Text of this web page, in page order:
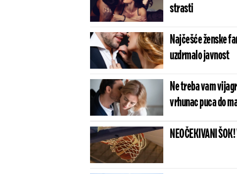
strasti
Najčešće ženske
uzdrmalo javnost
Ne treba vam
vrhunac puca do
NEOČEKIVANI